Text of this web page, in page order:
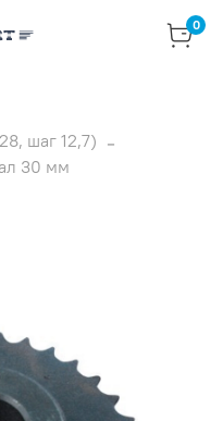
0
шаг 12,7)
30 мм